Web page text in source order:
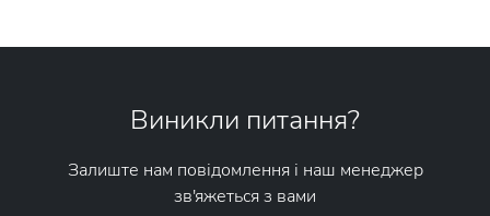
Виникли питання?
Залиште нам повідомлення і наш менеджер
зв'яжеться з вами